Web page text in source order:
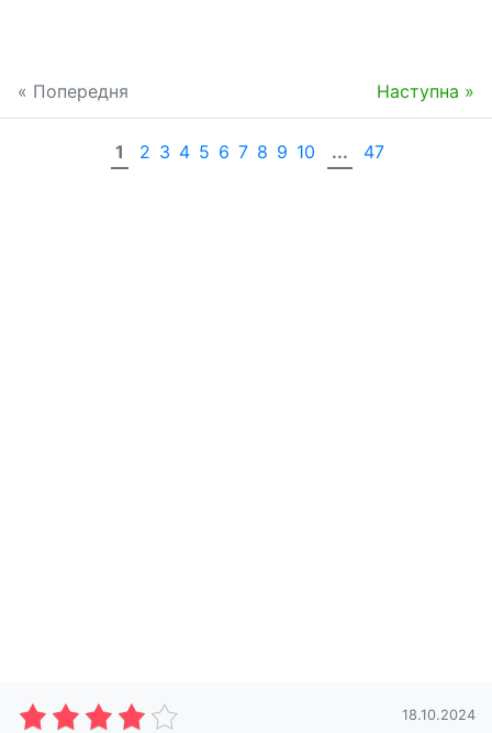
« Попередня Наступна »
1 2 3 4 5 6 7 8 9 10 ... 47
18.10.2024